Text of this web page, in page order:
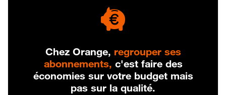
Chez Orange, regrouper ses
abonnements, c'est faire des
économies sur votre budget mais
pas sur la qualité.